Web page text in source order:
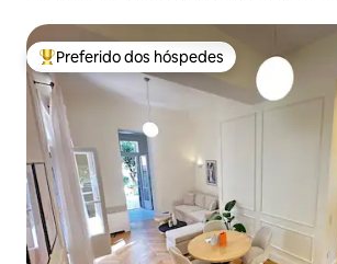
Entre os melhores preferidos dos hóspedes
Preferido dos hóspedes